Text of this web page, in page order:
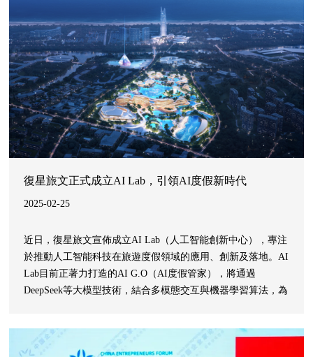
近日獲國家藥品監督管理局（NMPA）批准上市。
復星旅文正式成立AI Lab，引領AI度假新時代
2025-02-25
近日，復星旅文宣佈成立AI Lab（人工智能創新中心），專注
於推動人工智能科技在旅遊度假領域的應用、創新及落地。AI
Lab目前正著力打造的AI G.O（AI度假管家），將通過
DeepSeek等大模型技術，結合多模態交互與機器學習算法，為